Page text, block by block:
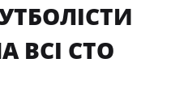
ВСІ СТО